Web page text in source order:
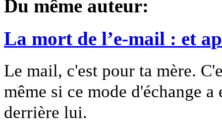
Du même auteur:
La mort de l’e-mail : et
Le mail, c'est pour ta mère.
même si ce mode d'échange
derrière lui.